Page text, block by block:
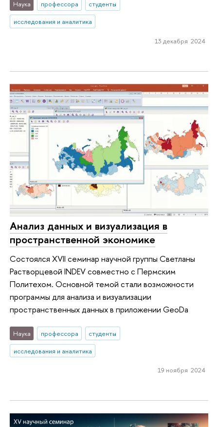
Наука профессора
студенты
исследования и аналитика
13 декабря 2024
Анализ данных и визуализация в
пространственной экономике
Состоялся XVII семинар научной группы Светланы
Растворцевой INDEV совместно с Пермским
Политехом. Основной темой стали возможности
программы для анализа и визуализации
пространственных данных в приложении GeoDa
Наука профессора
студенты
исследования и аналитика
19 ноября 2024